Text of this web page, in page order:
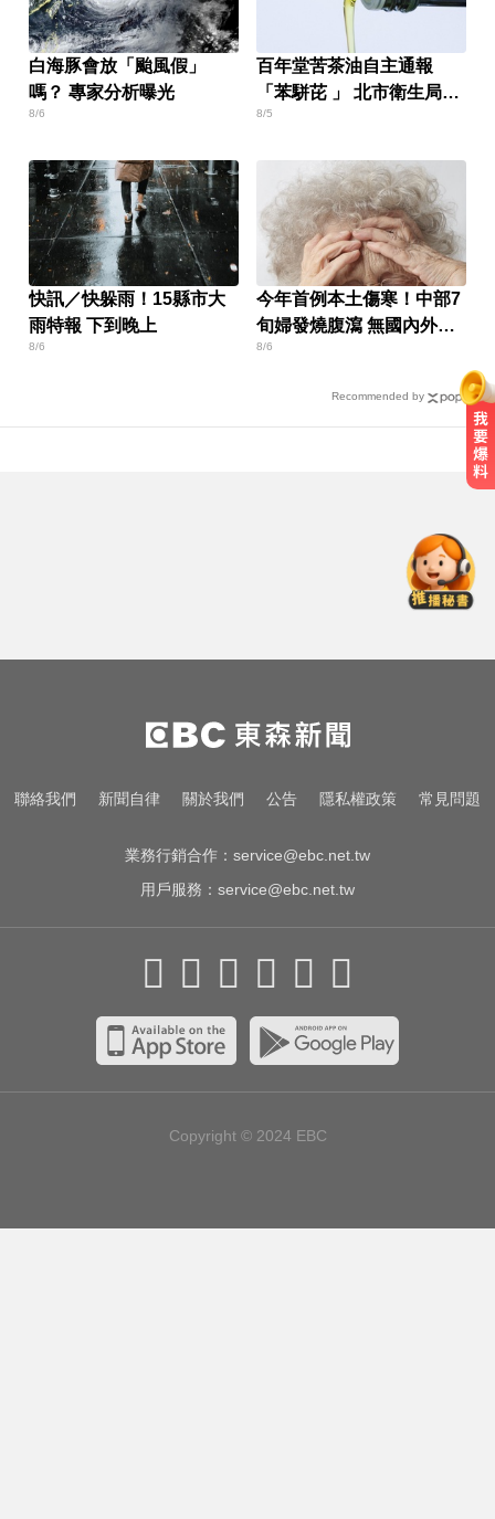
白海豚會放「颱風假」
嗎？ 專家分析曝光
8/6
百年堂苦茶油自主通報
「苯駢芘 」 北市衛生局火
速下架
8/5
快訊／快躲雨！15縣市大
雨特報 下到晚上
8/6
今年首例本土傷寒！中部7
旬婦發燒腹瀉 無國內外旅
遊史
8/6
Recommended by
暫停配送服務
愛玩車／奧迪最省電新作 A2 e-tron
秋季登場
漢光首日共機大舉逼近！偵獲14架
聯絡我們 新聞自律 關於我們 公告 隱私權政策 常見問題
業務行銷合作： service@ebc.net.tw
用戶服務： service@ebc.net.tw
Copyright © 2024 EBC